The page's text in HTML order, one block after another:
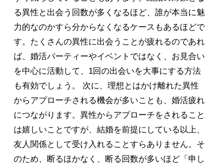
る異性と出会う回数が多くなるほど、誰が本当に魅
力的なのかすら分からなくなるケースもあるほどで
す。たくさんの異性に出会うことが疲れるのであれ
ば、婚活パーティーやイベントではなく、お見合い
を中心に活動して、1回の出会いを大事にする方法
も有効でしょう。 次に、理想とはかけ離れた異性
からアプローチされる機会が多いことも、婚活疲れ
につながります。異性からアプローチをされること
は嬉しいことですが、結婚を前提にしている以上、
友人関係として受け入れることすらありません。そ
のため、断るほかなく、断る回数が多いほど「申し